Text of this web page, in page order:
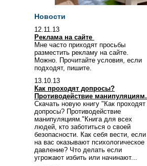
Новости
12.11.13
Реклама на сайте
Мне часто приходят просьбы
разместить рекламу на сайте.
Можно. Прочитайте условия, если
подходят, пишите.
13.10.13
Как проходят допросы?
Противодействие манипуляциям.
Скачать новую книгу "Как проходят
допросы? Противодействие
манипуляциям."Книга для всех
людей, кто заботиться о своей
безопасности. Как себя вести, если
на вас оказывают психологическое
давление? Что делать если
угрожают избить или начинают...